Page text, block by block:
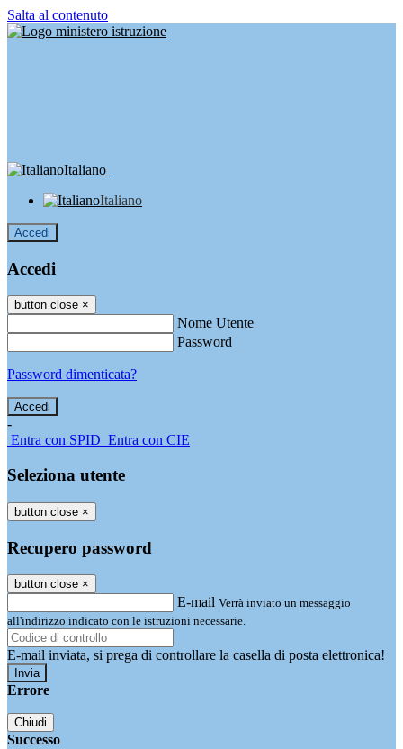
Salta al contenuto
Italiano
Italiano
Accedi
Accedi
button close ×
Nome Utente
Password
Password dimenticata?
-
Entra con SPID Entra con CIE
Seleziona utente
button close ×
Recupero password
button close ×
E-mail Verrà inviato un messaggio
all'indirizzo indicato con le istruzioni necessarie.
E-mail inviata, si prega di controllare la casella di posta elettronica!
Errore
Chiudi
Successo